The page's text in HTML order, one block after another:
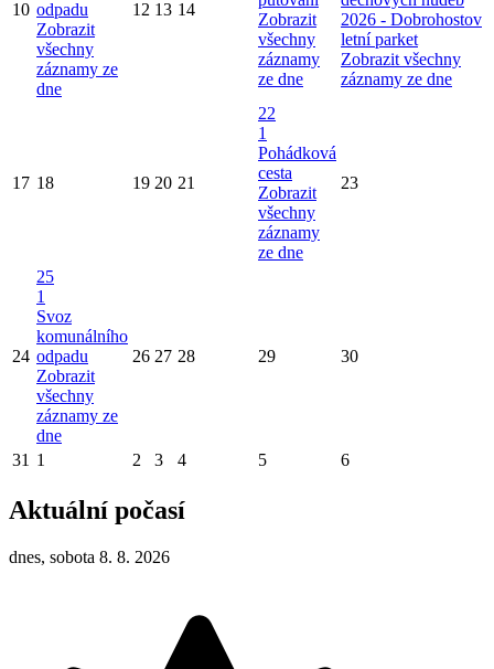
10 odpadu
Zobrazit
všechny
záznamy ze
dne
12 13 14
Zobrazit
všechny
záznamy
ze dne
2026 - Dobrohostov
letní parket
Zobrazit všechny
záznamy ze dne
17 18 19 20 21
22
1
Pohádková
cesta
Zobrazit
všechny
záznamy
ze dne
23
24
25
1
Svoz
komunálního
odpadu
Zobrazit
všechny
záznamy ze
dne
26 27 28 29 30
31 1 2 3 4 5 6
Aktuální počasí
dnes, sobota 8. 8. 2026